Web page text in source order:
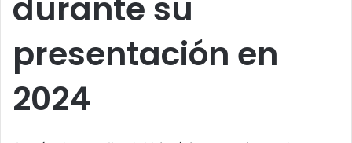
presentación en
2024